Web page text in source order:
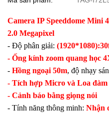
Camera IP Speeddome Mini
2.0 Megapixel
- Độ phân giải:
- Ống kính zoom quang học
- Hồng ngoại 50m, độ nhạy
- Tích hợp Micro và Loa đàm
- Cảnh báo bằng giọng nói
- Tính năng thông minh: Nhận